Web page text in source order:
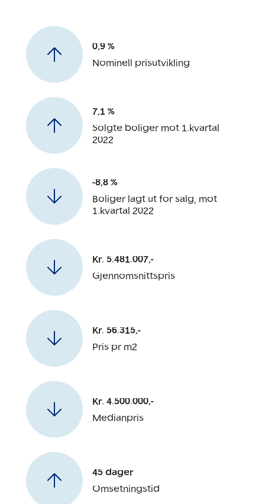
0,9 %
Nominell prisutvikling
7,1 %
Solgte boliger mot 1.kvartal
2022
-8,8 %
Boliger lagt ut for salg, mot
1.kvartal 2022
Kr. 5.481.007,-
Gjennomsnittspris
Kr. 56.315,-
Pris pr m2
Kr. 4.500.000,-
Medianpris
45 dager
Omsetningstid